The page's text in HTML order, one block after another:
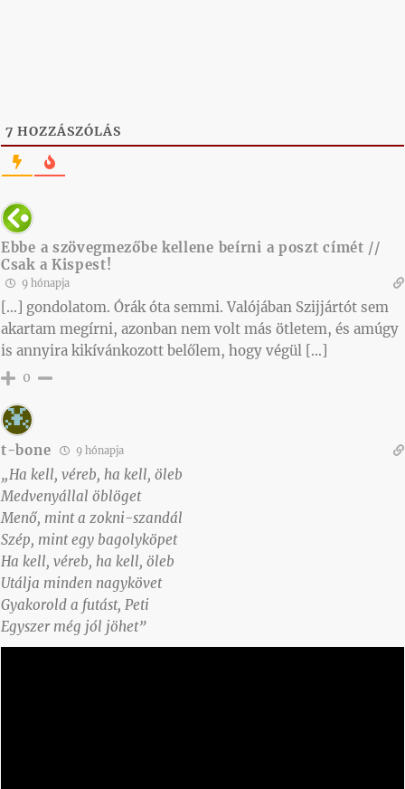
7 HOZZÁSZÓLÁS
Ebbe a szövegmezőbe kellene beírni a poszt címét //
Csak a Kispest!
9 hónapja
[…] gondolatom. Órák óta semmi. Valójában Szijjártót sem
akartam megírni, azonban nem volt más ötletem, és amúgy
is annyira kikívánkozott belőlem, hogy végül […]
0
t-bone 9 hónapja
„Ha kell, véreb, ha kell, öleb
Medvenyállal öblöget
Menő, mint a zokni-szandál
Szép, mint egy bagolyköpet
Ha kell, véreb, ha kell, öleb
Utálja minden nagykövet
Gyakorold a futást, Peti
Egyszer még jól jöhet”